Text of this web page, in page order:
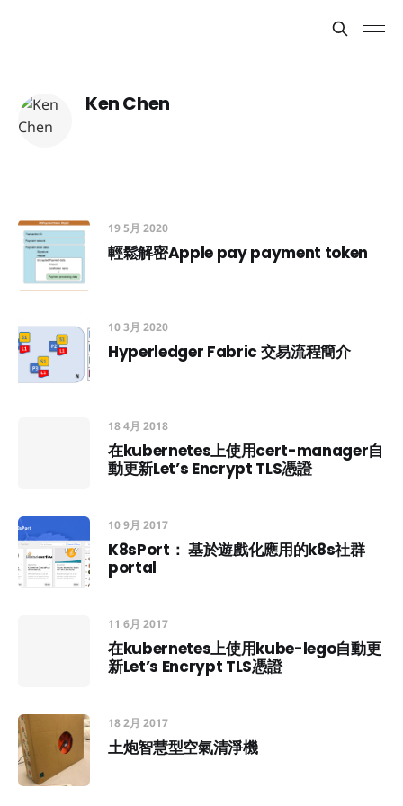
Ken Chen
19 5月 2020
輕鬆解密Apple pay payment token
10 3月 2020
Hyperledger Fabric 交易流程簡介
18 4月 2018
在kubernetes上使用cert-manager自
動更新Let’s Encrypt TLS憑證
10 9月 2017
K8sPort： 基於遊戲化應用的k8s社群
portal
11 6月 2017
在kubernetes上使用kube-lego自動更
新Let’s Encrypt TLS憑證
18 2月 2017
土炮智慧型空氣清淨機